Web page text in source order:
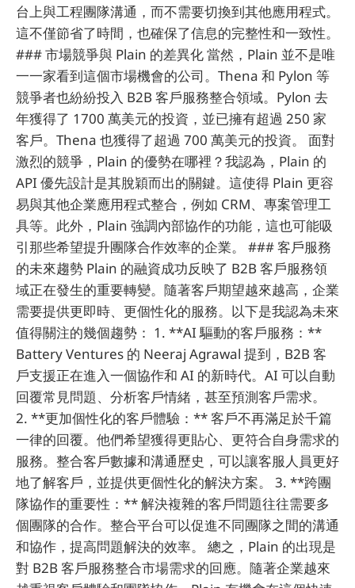
台上與工程團隊溝通，而不需要切換到其他應用程式。
這不僅節省了時間，也確保了信息的完整性和一致性。
### 市場競爭與 Plain 的差異化 當然，Plain 並不是唯
一一家看到這個市場機會的公司。Thena 和 Pylon 等
競爭者也紛紛投入 B2B 客戶服務整合領域。Pylon 去
年獲得了 1700 萬美元的投資，並已擁有超過 250 家
客戶。Thena 也獲得了超過 700 萬美元的投資。 面對
激烈的競爭，Plain 的優勢在哪裡？我認為，Plain 的
API 優先設計是其脫穎而出的關鍵。這使得 Plain 更容
易與其他企業應用程式整合，例如 CRM、專案管理工
具等。此外，Plain 強調內部協作的功能，這也可能吸
引那些希望提升團隊合作效率的企業。 ### 客戶服務
的未來趨勢 Plain 的融資成功反映了 B2B 客戶服務領
域正在發生的重要轉變。隨著客戶期望越來越高，企業
需要提供更即時、更個性化的服務。以下是我認為未來
值得關注的幾個趨勢： 1. **AI 驅動的客戶服務：**
Battery Ventures 的 Neeraj Agrawal 提到，B2B 客
戶支援正在進入一個協作和 AI 的新時代。AI 可以自動
回覆常見問題、分析客戶情緒，甚至預測客戶需求。
2. **更加個性化的客戶體驗：** 客戶不再滿足於千篇
一律的回覆。他們希望獲得更貼心、更符合自身需求的
服務。整合客戶數據和溝通歷史，可以讓客服人員更好
地了解客戶，並提供更個性化的解決方案。 3. **跨團
隊協作的重要性：** 解決複雜的客戶問題往往需要多
個團隊的合作。整合平台可以促進不同團隊之間的溝通
和協作，提高問題解決的效率。 總之，Plain 的出現是
對 B2B 客戶服務整合市場需求的回應。隨著企業越來